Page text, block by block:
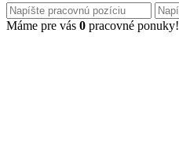
Máme pre vás 0 pracovné ponuky!